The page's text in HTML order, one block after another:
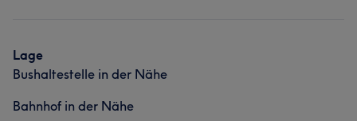
Lage
Bushaltestelle in der Nähe
Bahnhof in der Nähe